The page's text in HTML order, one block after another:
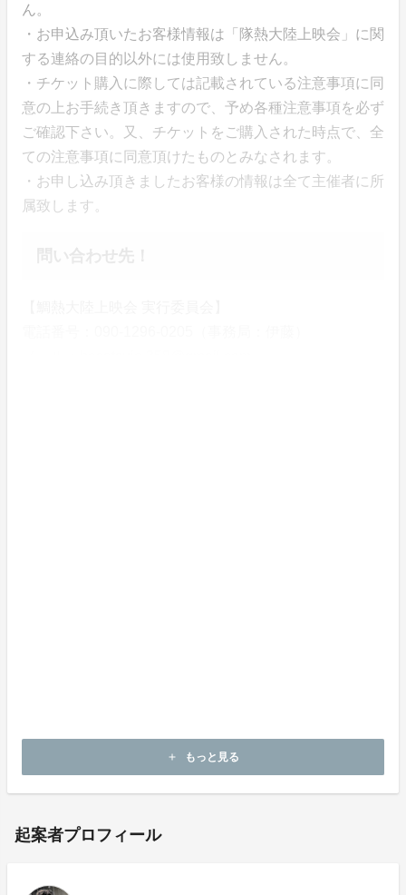
ん。
・お申込み頂いたお客様情報は「隊熱大陸上映会」に関
する連絡の目的以外には使用致しません。
・チケット購入に際しては記載されている注意事項に同
意の上お手続き頂きますので、予め各種注意事項を必ず
ご確認下さい。又、チケットをご購入された時点で、全
ての注意事項に同意頂けたものとみなされます。
・お申し込み頂きましたお客様の情報は全て主催者に所
属致します。
問い合わせ先！
add もっと見る
起案者プロフィール